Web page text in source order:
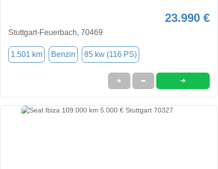
23.990 €
Stuttgart-Feuerbach, 70469
1.501 km Benzin 85 kw (116 PS)
★ ➦ ➜